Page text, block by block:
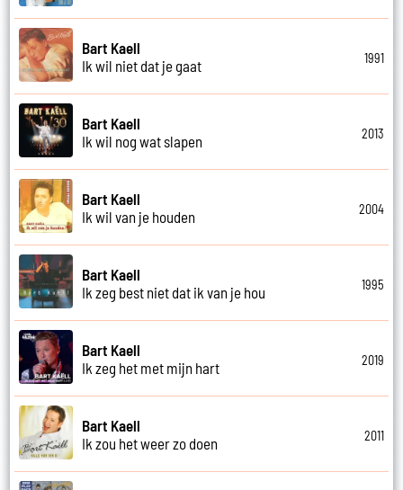
Bart Kaell
Ik wil niet dat je gaat
1991
Bart Kaell
Ik wil nog wat slapen
2013
Bart Kaell
Ik wil van je houden
2004
Bart Kaell
Ik zeg best niet dat ik van je hou
1995
Bart Kaell
Ik zeg het met mijn hart
2019
Bart Kaell
Ik zou het weer zo doen
2011